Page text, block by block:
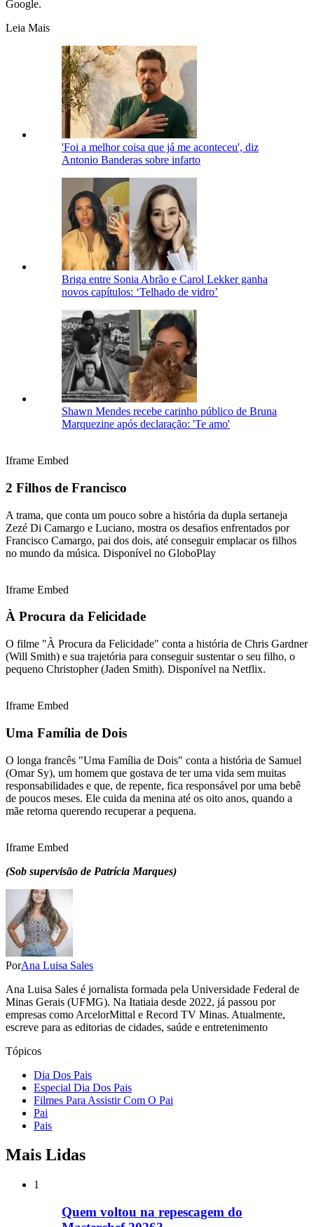
Google.
Leia Mais
'Foi a melhor coisa que já me aconteceu', diz
Antonio Banderas sobre infarto
Briga entre Sonia Abrão e Carol Lekker ganha
novos capítulos: ‘Telhado de vidro’
Shawn Mendes recebe carinho público de Bruna
Marquezine após declaração: 'Te amo'
Iframe Embed
2 Filhos de Francisco
A trama, que conta um pouco sobre a história da dupla sertaneja
Zezé Di Camargo e Luciano, mostra os desafios enfrentados por
Francisco Camargo, pai dos dois, até conseguir emplacar os filhos
no mundo da música. Disponível no GloboPlay
Iframe Embed
À Procura da Felicidade
O filme "À Procura da Felicidade" conta a história de Chris Gardner
(Will Smith) e sua trajetória para conseguir sustentar o seu filho, o
pequeno Christopher (Jaden Smith). Disponível na Netflix.
Iframe Embed
Uma Família de Dois
O longa francês "Uma Família de Dois" conta a história de Samuel
(Omar Sy), um homem que gostava de ter uma vida sem muitas
responsabilidades e que, de repente, fica responsável por uma bebê
de poucos meses. Ele cuida da menina até os oito anos, quando a
mãe retorna querendo recuperar a pequena.
Iframe Embed
(Sob supervisão de Patrícia Marques)
PorAna Luisa Sales
Ana Luisa Sales é jornalista formada pela Universidade Federal de
Minas Gerais (UFMG). Na Itatiaia desde 2022, já passou por
empresas como ArcelorMittal e Record TV Minas. Atualmente,
escreve para as editorias de cidades, saúde e entretenimento
Tópicos
Dia Dos Pais
Especial Dia Dos Pais
Filmes Para Assistir Com O Pai
Pai
Pais
Mais Lidas
1
Quem voltou na repescagem do